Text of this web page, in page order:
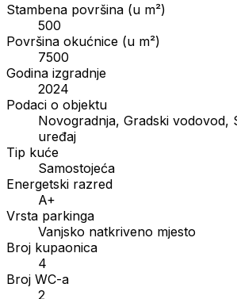
Stambena površina (u m²)
500
Površina okućnice (u m²)
7500
Godina izgradnje
2024
Podaci o objektu
Novogradnja, Gradski vodovod,
uređaj
Tip kuće
Samostojeća
Energetski razred
A+
Vrsta parkinga
Vanjsko natkriveno mjesto
Broj kupaonica
4
Broj WC-a
2